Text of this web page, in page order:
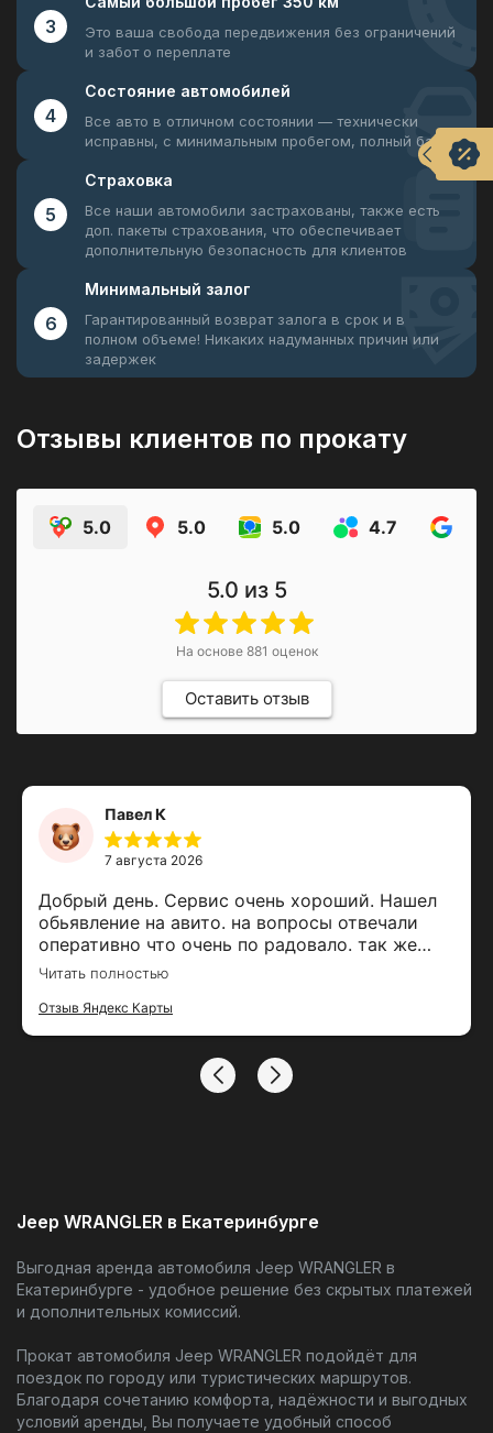
3 Это ваша свобода передвижения без ограничений
и забот о переплате
4
Состояние автомобилей
Все авто в отличном состоянии — технически
исправны, с минимальным пробегом, полный бак
5
Страховка
Все наши автомобили застрахованы, также есть
доп. пакеты страхования, что обеспечивает
дополнительную безопасность для клиентов
6
Минимальный залог
Гарантированный возврат залога в срок и в
полном объеме! Никаких надуманных причин или
задержек
Отзывы клиентов по прокату
5.0 5.0 5.0 4.7
5.0 из 5
На основе 881 оценок
Оставить отзыв
Павел К
7 августа 2026
Добрый день. Сервис очень хороший. Нашел
обьявление на авито. на вопросы отвечали
оперативно что очень по радовало. так же
созванивался по телефону, рассказали про
очень удобно было забронировать автомобиль
через мобильно приложение. Была постоянная
связь и в МАХ. Сдавал один принимал другой
менеджер. Оба вежливые, позитивные. В
офисе тоже было уютно, комфортно. Прям
Читать полностью
Отзыв Яндекс Карты
Jeep WRANGLER в Екатеринбурге
Выгодная аренда автомобиля Jeep WRANGLER в
Екатеринбурге - удобное решение без скрытых платежей
и дополнительных комиссий.
Прокат автомобиля Jeep WRANGLER подойдёт для
поездок по городу или туристических маршрутов.
Благодаря сочетанию комфорта, надёжности и выгодных
условий аренды, Вы получаете удобный способ